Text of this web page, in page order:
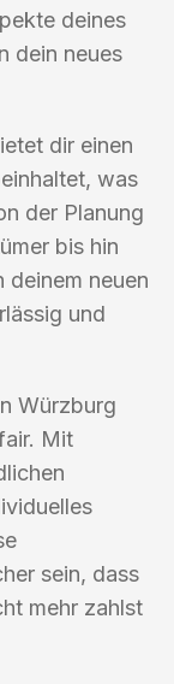
deines
dein neues
dir einen
was
der Planung
bis hin
neuen
und
Würzburg
Mit
sein, dass
mehr zahlst